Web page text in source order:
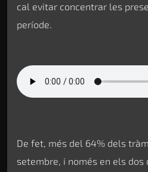
cal evitar concentrar les
període.
De fet, més del 64% dels
setembre, i només en els dos